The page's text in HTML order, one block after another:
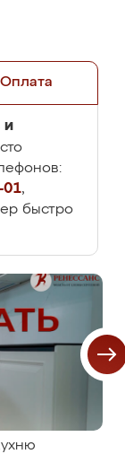
Оплата
и
01,
быстро